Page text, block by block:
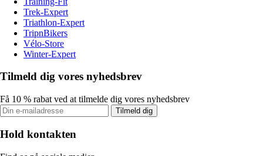
Trek-Expert
Triathlon-Expert
TripnBikers
Vélo-Store
Winter-Expert
Tilmeld dig vores nyhedsbrev
Få 10 % rabat ved at tilmelde dig vores nyhedsbrev
Tilmeld dig
Hold kontakten